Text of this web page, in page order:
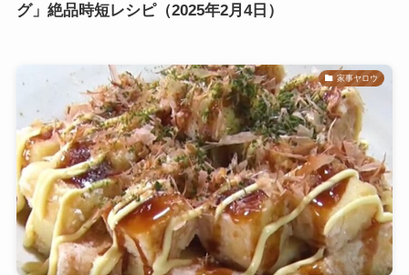
グ」絶品時短レシピ（2025年2月4日）
家事ヤロウ